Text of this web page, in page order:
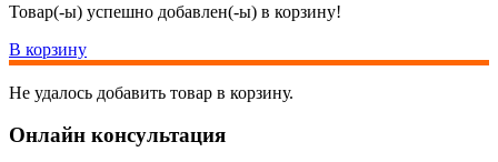
Товар(-ы) успешно добавлен(-ы) в корзину!
В корзину
Не удалось добавить товар в корзину.
Онлайн консультация